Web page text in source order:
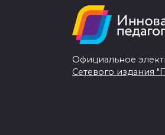
Официальное
Сетевого издания